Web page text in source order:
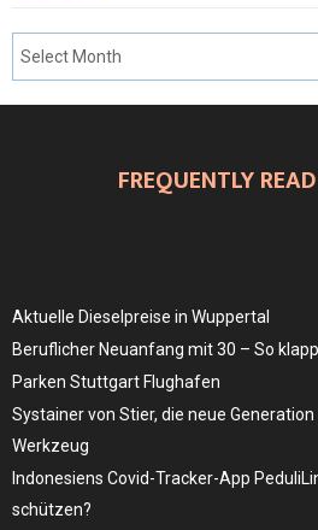
FREQUENTLY
Aktuelle Dieselpreise in Wuppertal
Beruflicher Neuanfang mit 30 – So
Parken Stuttgart Flughafen
Systainer von Stier, die neue
Werkzeug
Indonesiens Covid-Tracker-App
schützen?